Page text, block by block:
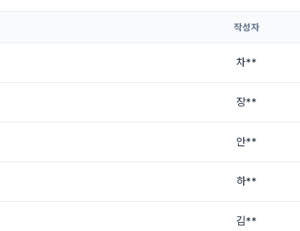
작성자
차**
장**
안**
하**
김**